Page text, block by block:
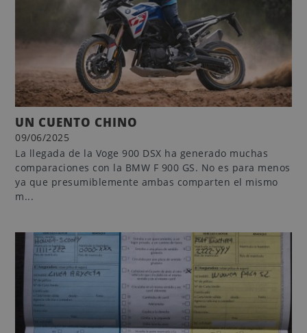
UN CUENTO CHINO
09/06/2025
La llegada de la Voge 900 DSX ha generado muchas
comparaciones con la BMW F 900 GS. No es para menos
ya que presumiblemente ambas comparten el mismo
m...